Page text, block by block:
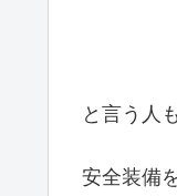
と言う人
安全装備